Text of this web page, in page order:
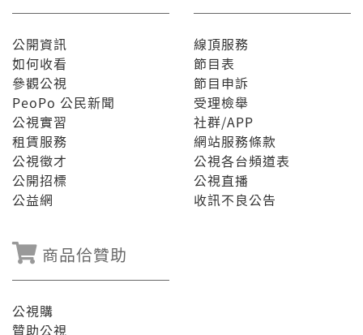
公開資訊
如何收看
參觀公視
PeoPo 公民新聞
公視實習
租賃服務
公視徵才
公開招標
公益網
線頂服務
節目表
節目申訴
受理檢舉
社群/APP
網站服務條款
公視各台頻道表
公視直播
收訊不良公告
商品佮贊助
公視購
贊助公視